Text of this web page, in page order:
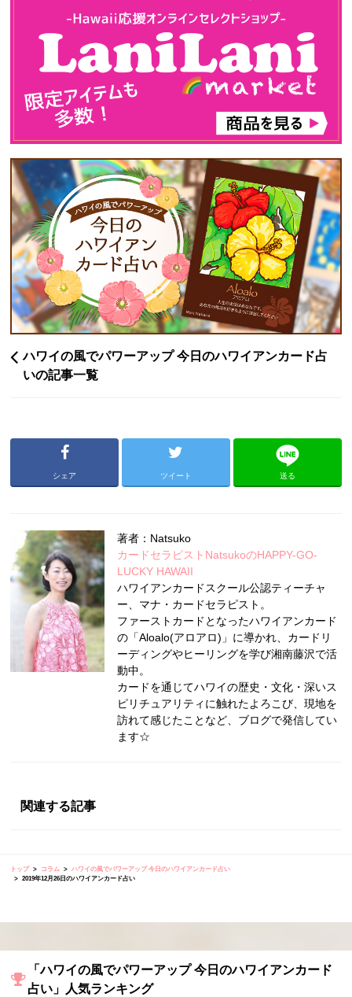
ハワイの風でパワーアップ 今日のハワイアンカード占
いの記事一覧
シェア ツイート 送る
著者：Natsuko
カードセラピストNatsukoのHAPPY-GO-
LUCKY HAWAII
ハワイアンカードスクール公認ティーチャ
ー、マナ・カードセラピスト。
ファーストカードとなったハワイアンカード
の「Aloalo(アロアロ)」に導かれ、カードリ
ーディングやヒーリングを学び湘南藤沢で活
動中。
カードを通じてハワイの歴史・文化・深いス
ピリチュアリティに触れたよろこび、現地を
訪れて感じたことなど、ブログで発信してい
ます☆
関連する記事
トップ コラム
ハワイの風でパワーアップ 今日のハワイアンカード占い
2019年12月26日のハワイアンカード占い
「ハワイの風でパワーアップ 今日のハワイアンカード
占い」人気ランキング